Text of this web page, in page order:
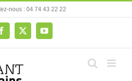
nous : 04 74 43 22 22
Facebook
X YouTube